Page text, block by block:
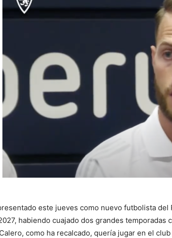
este jueves como nuevo futbolista
habiendo cuajado dos grandes
como ha recalcado, quería jugar en el